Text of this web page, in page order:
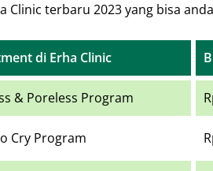
Clinic terbaru 2023 yang bisa
di Erha Clinic
& Poreless Program
Cry Program